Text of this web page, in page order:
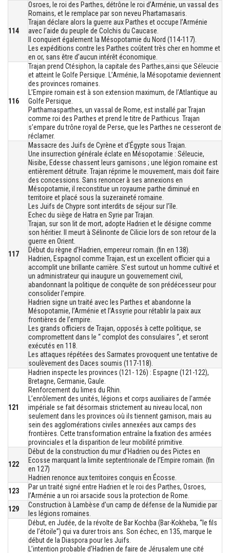
114
Osroes, le roi des Parthes, détrône le roi d’Arménie, un vassal des
Romains, et le remplace par son neveu Phartamasaris.
Trajan déclare alors la guerre aux Parthes et occupe l’Arménie
avec l’aide du peuple de Colchis du Caucase.
Il conquiert également la Mésopotamie du Nord (114-117).
Les expéditions contre les Parthes coûtent très cher en homme et
en or, sans être d’aucun intérêt économique.
116
Trajan prend Ctésiphon, la capitale des Parthes,ainsi que Séleucie
et atteint le Golfe Persique. L’Arménie, la Mésopotamie deviennent
des provinces romaines.
L’Empire romain est à son extension maximum, de l’Atlantique au
Golfe Persique.
Parthamasparthes, un vassal de Rome, est installé par Trajan
comme roi des Parthes et prend le titre de Parthicus. Trajan
s’empare du trône royal de Perse, que les Parthes ne cesseront de
réclamer.
117
Massacre des Juifs de Cyrène et d’Égypte sous Trajan.
Une insurrection générale éclate en Mésopotamie : Séleucie,
Nisibe, Edesse chassent leurs garnisons ; une légion romaine est
entièrement détruite. Trajan réprime le mouvement, mais doit faire
des concessions. Sans renoncer à ses annexions en
Mésopotamie, il reconstitue un royaume parthe diminué en
territoire et placé sous la suzeraineté romaine.
Les Juifs de Chypre sont interdits de séjour sur l’île.
Echec du siège de Hatra en Syrie par Trajan.
Trajan, sur son lit de mort, adopte Hadrien et le désigne comme
son héritier. Il meurt à Sélinonte de Cilicie lors de son retour de la
guerre en Orient.
Début du règne d’Hadrien, empereur romain. (fin en 138).
Hadrien, Espagnol comme Trajan, est un excellent officier qui a
accomplit une brillante carrière. S’est surtout un homme cultivé et
un administrateur qui inaugure un gouvernement civil,
abandonnant la politique de conquête de son prédécesseur pour
consolider l’empire.
Hadrien signe un traité avec les Parthes et abandonne la
Mésopotamie, l’Arménie et l’Assyrie pour rétablir la paix aux
frontières de l’empire.
Les grands officiers de Trajan, opposés à cette politique, se
compromettent dans le “ complot des consulaires “, et seront
exécutés en 118.
Les attaques répétées des Sarmates provoquent une tentative de
soulèvement des Daces soumis (117-118).
121
Hadrien inspecte les provinces (121- 126) : Espagne (121-122),
Bretagne, Germanie, Gaule.
Renforcement du limes du Rhin.
L’enrôlement des unités, légions et corps auxiliaires de l’armée
impériale se fait désormais strictement au niveau local, non
seulement dans les provinces où ils tiennent garnison, mais au
sein des agglomérations civiles annexées aux camps des
frontières. Cette transformation entraîne la fixation des armées
provinciales et la disparition de leur mobilité primitive.
122
Début de la construction du mur d’Hadrien ou des Pictes en
Ecosse marquant la limite septentrionale de l’Empire romain. (fin
en 127)
Hadrien renonce aux territoires conquis en Écosse.
123
Par un traité signé entre Hadrien et le roi des Parthes, Osroes,
l’Arménie a un roi arsacide sous la protection de Rome.
129
Construction à Lambèse d’un camp de défense de la Numidie par
les légions romaines.
Début, en Judée, de la révolte de Bar Kochba (Bar-Kokheba, “le fils
de l’étoile”) qui va durer trois ans. Son échec, en 135, marque le
début de la Diaspora pour les Juifs.
L’intention probable d’Hadrien de faire de Jérusalem une cité